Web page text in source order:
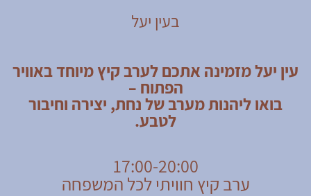
בעין יעל
עין יעל מזמינה אתכם לערב קיץ מיוחד באוויר
הפתוח –
בואו ליהנות מערב של נחת, יצירה וחיבור
לטבע.
17:00-20:00
ערב קיץ חוויתי לכל המשפחה